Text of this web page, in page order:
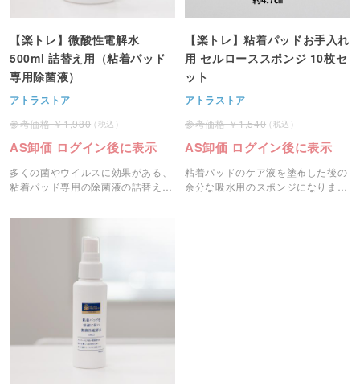
【楽トレ】微酸性電解水
500ml 詰替え用（粘着パッド
専用除菌液）
アトラストア
1,980
AS卸価 ログイン後に表示
多くの菌やウイルスに効果がある、
粘着パッド専用の除菌液の詰替え用
【楽トレ】粘着パッドお手入れ
用 セルローススポンジ 10枚セ
ット
アトラストア
1,540
AS卸価 ログイン後に表示
粘着パッドのケア液を塗布した後の
余分な吸水用のスポンジになりま